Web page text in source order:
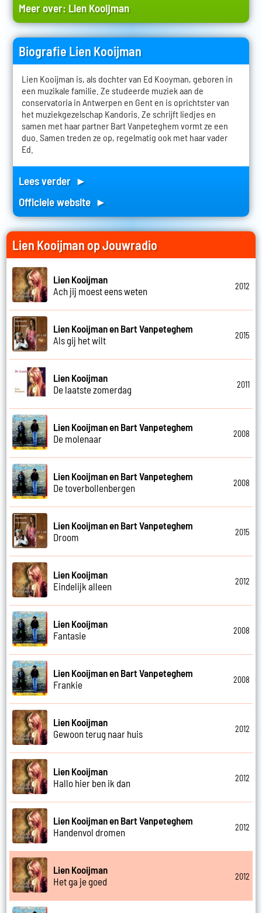
Meer over: Lien Kooijman
Biografie Lien Kooijman
Lien Kooijman is, als dochter van Ed Kooyman, geboren in
een muzikale familie. Ze studeerde muziek aan de
conservatoria in Antwerpen en Gent en is oprichtster van
het muziekgezelschap Kandoris. Ze schrijft liedjes en
samen met haar partner Bart Vanpeteghem vormt ze een
duo. Samen treden ze op, regelmatig ook met haar vader
Ed.
Lees verder ►
Officiele website ►
Lien Kooijman op Jouwradio
Lien Kooijman
Ach jij moest eens weten
2012
Lien Kooijman en Bart Vanpeteghem
Als gij het wilt
2015
Lien Kooijman
De laatste zomerdag
2011
Lien Kooijman en Bart Vanpeteghem
De molenaar
2008
Lien Kooijman en Bart Vanpeteghem
De toverbollenbergen
2008
Lien Kooijman en Bart Vanpeteghem
Droom
2015
Lien Kooijman
Eindelijk alleen
2012
Lien Kooijman
Fantasie
2008
Lien Kooijman en Bart Vanpeteghem
Frankie
2008
Lien Kooijman
Gewoon terug naar huis
2012
Lien Kooijman
Hallo hier ben ik dan
2012
Lien Kooijman en Bart Vanpeteghem
Handenvol dromen
2012
Lien Kooijman
Het ga je goed
2012